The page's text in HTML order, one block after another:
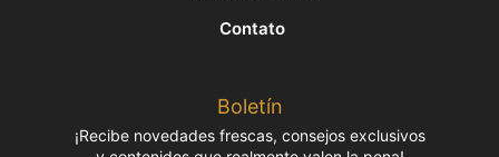
Contato
Boletín
¡Recibe novedades frescas, consejos exclusivos